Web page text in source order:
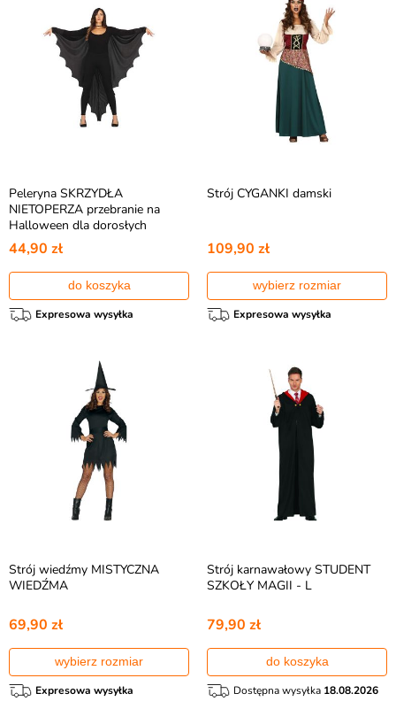
Peleryna SKRZYDŁA
NIETOPERZA przebranie na
Halloween dla dorosłych
44,90 zł
do koszyka
Expresowa wysyłka
Strój CYGANKI damski
109,90 zł
wybierz rozmiar
Expresowa wysyłka
Strój wiedźmy MISTYCZNA
WIEDŹMA
69,90 zł
wybierz rozmiar
Expresowa wysyłka
Strój karnawałowy STUDENT
SZKOŁY MAGII - L
79,90 zł
do koszyka
Dostępna wysyłka 18.08.2026